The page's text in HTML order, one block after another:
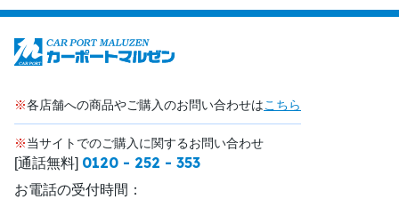
※各店舗への商品やご購入のお問い合わせはこちら
※当サイトでのご購入に関するお問い合わせ
[通話無料] 0120 - 252 - 353
お電話の受付時間：